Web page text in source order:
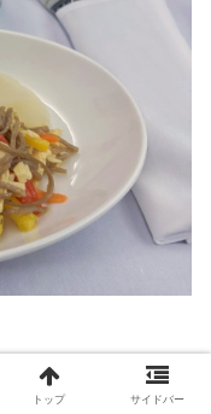
トップ サイドバー